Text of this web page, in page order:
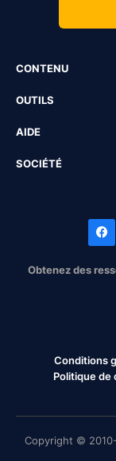
CONTENU
OUTILS
AIDE
SOCIÉTÉ
Obtenez des
Conditions
Politique de
Copyright ©